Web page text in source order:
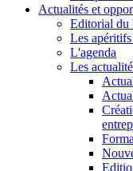
Actualités et
Editorial du
Les
L'agenda
Les